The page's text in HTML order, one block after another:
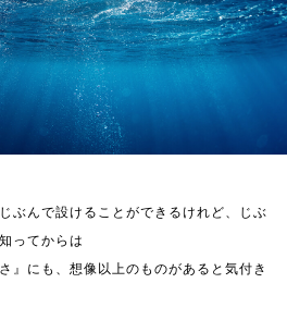
ぶんで設けることができるけれど、じぶ
ってからは
』にも、想像以上のものがあると気付き